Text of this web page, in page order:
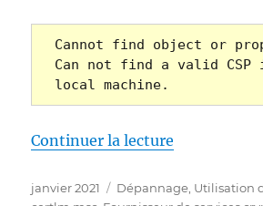
Cannot find object or
Can not find a valid CSP
local machine.
Continuer la lecture
Publié
janvier 2021 Catégories
Dépannage, Utilisation